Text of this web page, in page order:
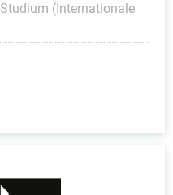
(Internationale